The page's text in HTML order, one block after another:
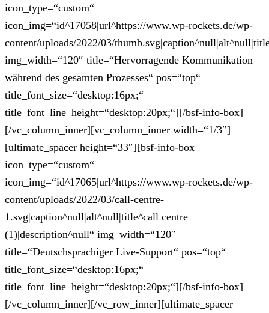
icon_type=“custom“
icon_img=“id^17058|url^https://www.wp-rockets.de/wp-
content/uploads/2022/03/
img_width=“120″ title=“Hervorragende Kommunikation
während des gesamten Prozesses“ pos=“top“
title_font_size=“desktop:16px;“
title_font_line_height=“desktop:20px;“][/bsf-info-box]
[/vc_column_inner][vc_column_inner width=“1/3″]
[ultimate_spacer height=“33″][bsf-info-box
icon_type=“custom“
icon_img=“id^17065|url^https://www.wp-rockets.de/wp-
content/uploads/2022/03/call-centre-
1.svg|caption^null|alt^null|title^call centre
(1)|description^null“ img_width=“120″
title=“Deutschsprachiger Live-Support“ pos=“top“
title_font_size=“desktop:16px;“
title_font_line_height=“desktop:20px;“][/bsf-info-box]
[/vc_column_inner][/vc_row_inner][ultimate_spacer